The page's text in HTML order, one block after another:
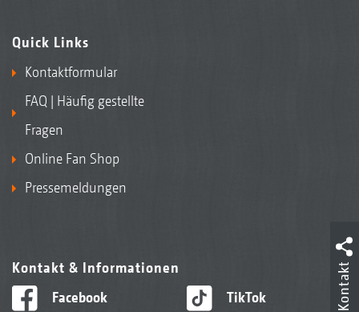
Quick Links
Kontaktformular
FAQ | Häufig gestellte
Fragen
Online Fan Shop
Pressemeldungen
Kontakt & Informationen
Facebook
TikTok Kontakt